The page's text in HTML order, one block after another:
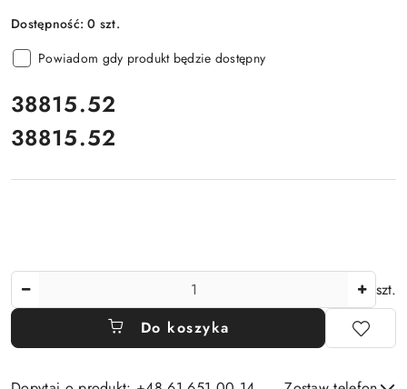
Dostępność:0 szt.
Powiadom gdy produkt będzie dostępny
cena:
38815.52
Cena:
38815.52
szt.
Do koszyka